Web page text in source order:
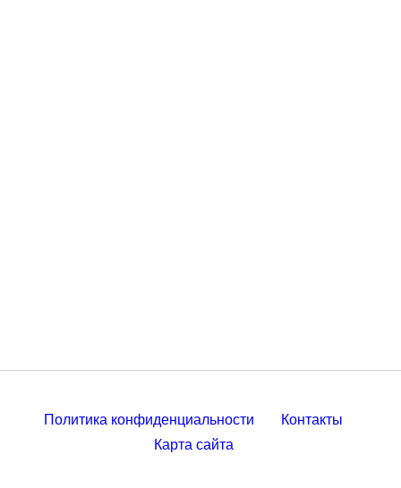
Политика конфиденциальности
Контакты
Карта сайта